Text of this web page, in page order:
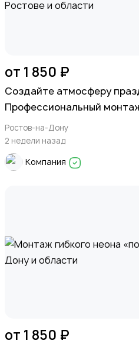
Экспортные поставки и
от 1 850 ₽
Создайте атмосферу
Профессиональный
Ростове и области
Ростов-на-Дону
2 недели назад
Компания
от 1 850 ₽